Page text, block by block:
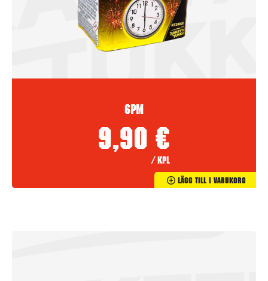
6PM
9,90 €
/ kpl
Lägg Till I Varukorg